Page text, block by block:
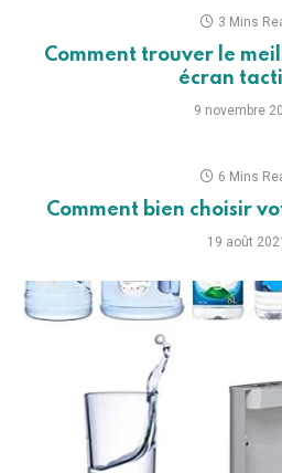
3 Mins
Comment trouver le
écran
9 novembre
6 Mins
Comment bien choisir
19 août 2021